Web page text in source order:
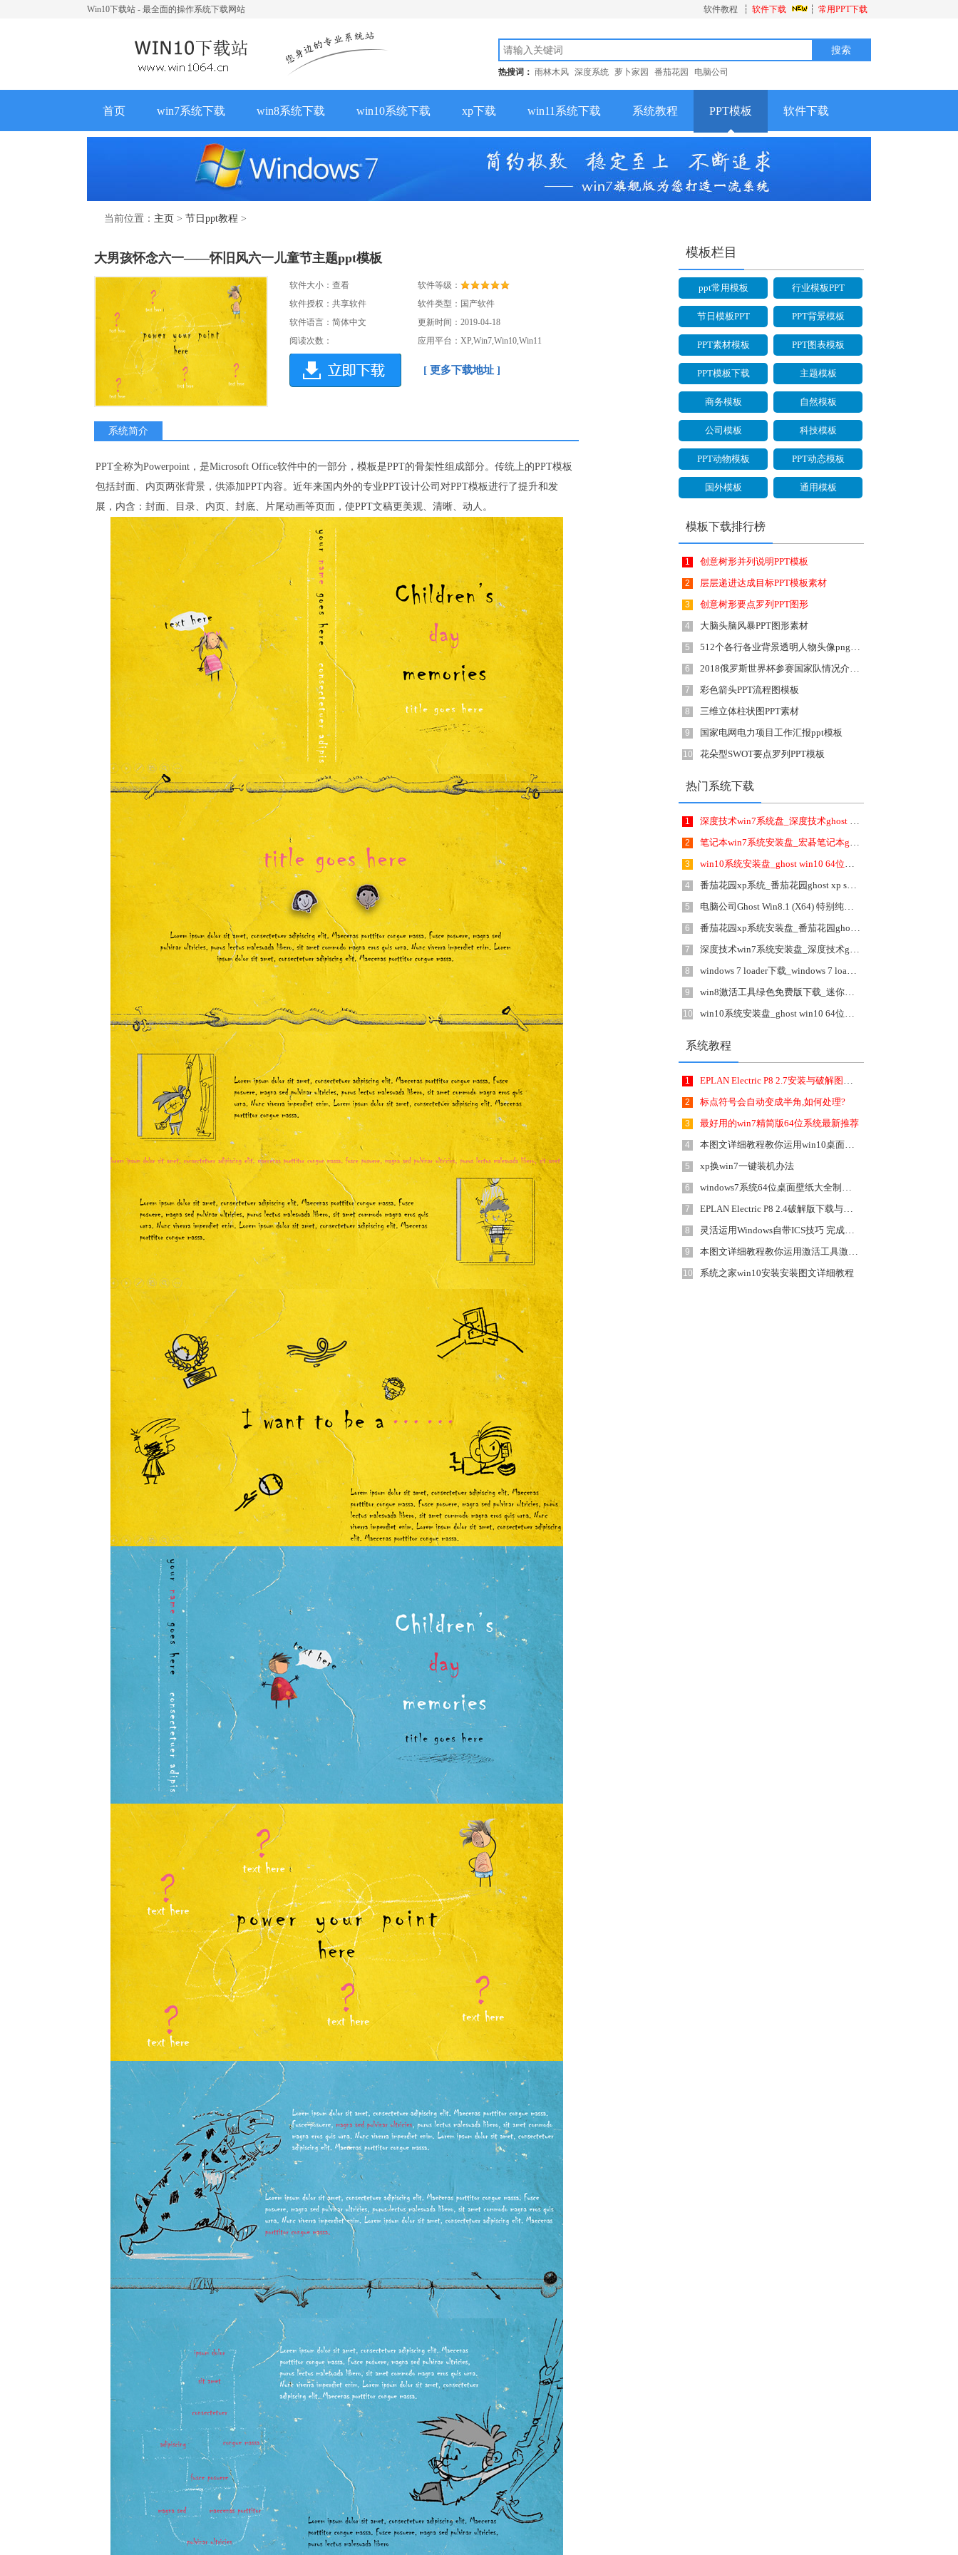
Win10下载站 - 最全面的操作系统下载网站 软件教程 ┆ 软件下载 ┆ 常用PPT下载
热搜词： 雨林木风 深度系统 萝卜家园 番茄花园 电脑公司
首页 win7系统下载 win8系统下载 win10系统下载 xp下载 win11系统下载 系统教程 PPT模板 软件下载
当前位置： 主页 > 节日ppt教程 >
大男孩怀念六一——怀旧风六一儿童节主题ppt模板
软件大小： 查看
软件授权：共享软件
软件语言：简体中文
阅读次数：
软件等级：
软件类型：国产软件
更新时间：2019-04-18
应用平台：XP,Win7,Win10,Win11
[ 更多下载地址 ]
系统简介
PPT全称为Powerpoint，是Microsoft Office软件中的一部分，模板是PPT的骨架性组成部分。传统上的PPT模板
包括封面、内页两张背景，供添加PPT内容。近年来国内外的专业PPT设计公司对PPT模板进行了提升和发
展，内含：封面、目录、内页、封底、片尾动画等页面，使PPT文稿更美观、清晰、动人。
模板栏目
ppt常用模板 行业模板PPT
节日模板PPT PPT背景模板
PPT素材模板 PPT图表模板
PPT模板下载 主题模板
商务模板 自然模板
公司模板 科技模板
PPT动物模板 PPT动态模板
国外模板 通用模板
模板下载排行榜
1 创意树形并列说明PPT模板
2 层层递进达成目标PPT模板素材
3 创意树形要点罗列PPT图形
4 大脑头脑风暴PPT图形素材
5 512个各行各业背景透明人物头像png图标素材
6 2018俄罗斯世界杯参赛国家队情况介绍ppt模板
7 彩色箭头PPT流程图模板
8 三维立体柱状图PPT素材
9 国家电网电力项目工作汇报ppt模板
10 花朵型SWOT要点罗列PPT模板
热门系统下载
1 深度技术win7系统盘_深度技术ghost win7 64位极速旗舰版v2020年4月(2020.04) ISO镜像高速下载
2 笔记本win7系统安装盘_宏碁笔记本ghost win7 64位官方旗舰版v1807 ISO镜像提供下载
3 win10系统安装盘_ghost win10 64位正式破解版v1806 ISO镜像提供下载
4 番茄花园xp系统_番茄花园ghost xp sp3经典怀旧版v1906(2019.06) ISO镜像高速下载
5 电脑公司Ghost Win8.1 (X64) 特别纯净版2020年1月(2020.01)永久激活 ISO高速下载
6 番茄花园xp系统安装盘_番茄花园ghost xp sp3经典怀旧版v1708 ISO镜像提供下载
7 深度技术win7系统安装盘_深度技术ghost win7 32位硬盘直装版v1807 ISO镜像提供下载
8 windows 7 loader下载_windows 7 loader(Win7激活工具)1.0.0.1绿色版
9 win8激活工具绿色免费版下载_迷你版KMS(Win10/Win7/Win8/Office激活工具)7.8.8
10 win10系统安装盘_ghost win10 64位旗舰版 增强正式版下载 v1807
系统教程
1 EPLAN Electric P8 2.7安装与破解图文详细教程
2 标点符号会自动变成半角,如何处理?
3 最好用的win7精简版64位系统最新推荐
4 本图文详细教程教你运用win10桌面小工具
5 xp换win7一键装机办法
6 windows7系统64位桌面壁纸大全制作详细说明
7 EPLAN Electric P8 2.4破解版下载与激活图文详细教程
8 灵活运用Windows自带ICS技巧 完成上网共享
9 本图文详细教程教你运用激活工具激活win10
10 系统之家win10安装安装图文详细教程